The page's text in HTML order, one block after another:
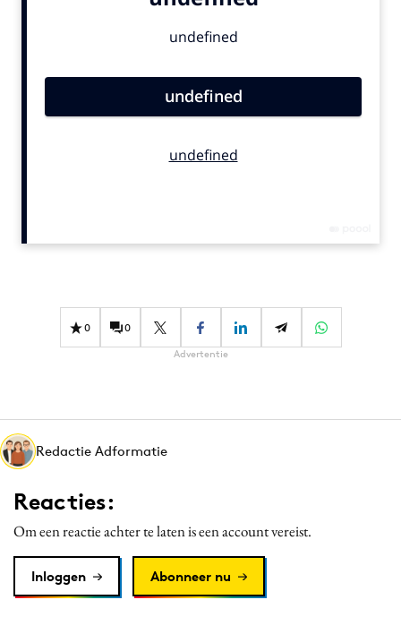
Gedragsverandering
Influencer marketing
Media
Merkstrategie
PR
Programmatic
Purpose Marketing
Reputatie & crisis
0 0
Advertentie
Redactie Adformatie
Reacties:
Om een reactie achter te laten is een account vereist.
Inloggen Abonneer nu